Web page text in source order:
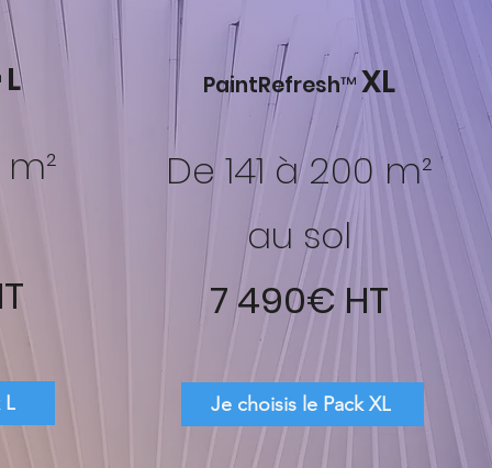
L
L
PaintRefresh™XL
De 141 à 200 m²
au sol
7 490€ HT
Je choisis le Pack XL